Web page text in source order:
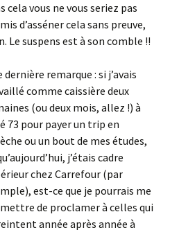
cela vous ne vous seriez pas
d’asséner cela sans preuve,
Le suspens est à son comble !!
dernière remarque : si j’avais
comme caissière deux
(ou deux mois, allez !) à
73 pour payer un trip en
ou un bout de mes études,
j’étais cadre
chez Carrefour (par
est-ce que je pourrais me
de proclamer à celles qui
année après année à